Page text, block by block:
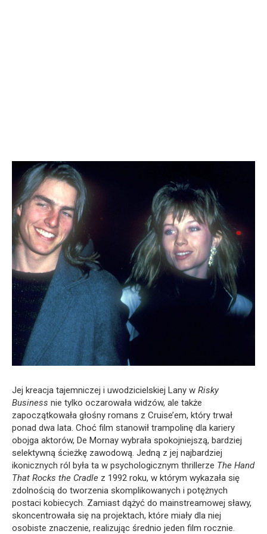
Jej kreacja tajemniczej i uwodzicielskiej Lany w Risky
Business nie tylko oczarowała widzów, ale także
zapoczątkowała głośny romans z Cruise’em, który trwał
ponad dwa lata. Choć film stanowił trampolinę dla kariery
obojga aktorów, De Mornay wybrała spokojniejszą, bardziej
selektywną ścieżkę zawodową. Jedną z jej najbardziej
ikonicznych ról była ta w psychologicznym thrillerze The Hand
That Rocks the Cradle z 1992 roku, w którym wykazała się
zdolnością do tworzenia skomplikowanych i potężnych
postaci kobiecych. Zamiast dążyć do mainstreamowej sławy,
skoncentrowała się na projektach, które miały dla niej
osobiste znaczenie, realizując średnio jeden film rocznie.